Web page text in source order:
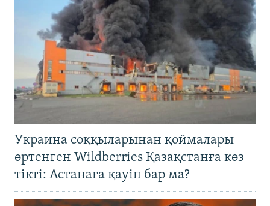
Украина соққыларынан қоймалары
өртенген Wildberries Қазақстанға көз
тікті: Астанаға қауіп бар ма?